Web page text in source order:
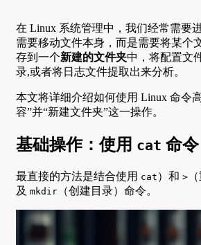
在 Linux 系统管理中，我们经常需要
需要移动文件本身，而是需要将某个
存到一个新建的文件夹中，将配置文
录,或者将日志文件提取出来分析。
本文将详细介绍如何使用 Linux 命令
容”并“新建文件夹”这一操作。
基础操作：使用 cat 命令
最直接的方法是结合使用 cat ）和 >
及 mkdir （创建目录）命令。